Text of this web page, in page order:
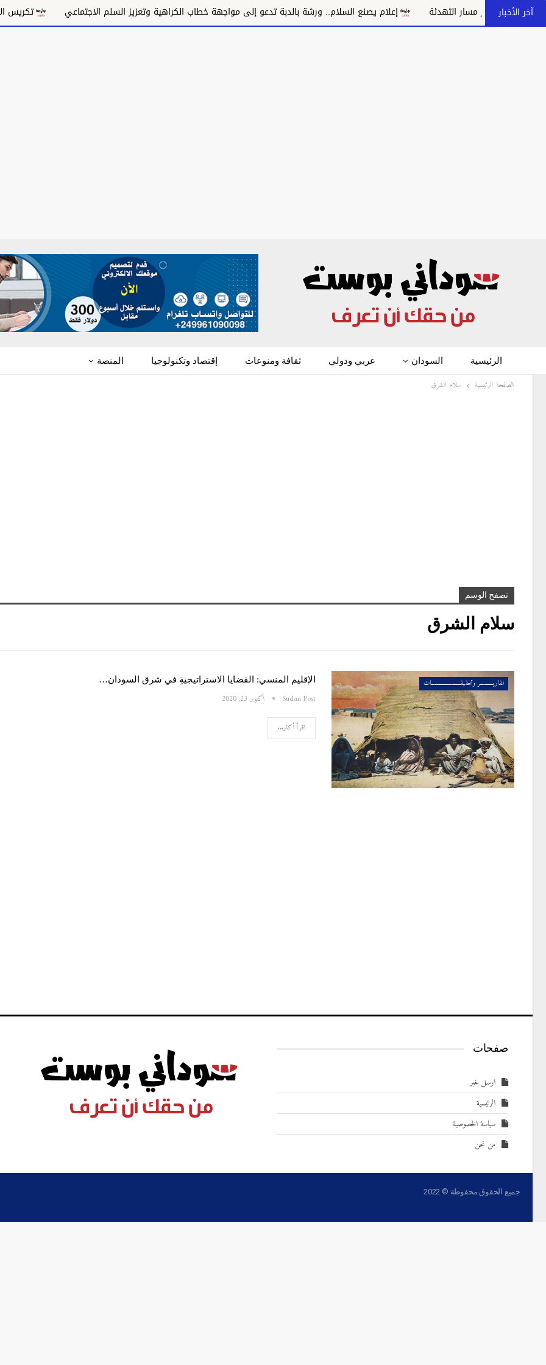
آخر الأخبار
بانهيار مسار التهدئة إعلام يصنع السلام.. ورشة بالدبة تدعو إلى مواجهة خطاب الكراهية وتعزيز السلم الاجتماعي تكريس
الرئيسية السودان عربي ودولي ثقافة ومنوعات إقتصاد وتكنولوجيا المنصة
الصفحة الرئيسية سلام الشرق
تصفح الوسم
سلام الشرق
تقاريــــــــــر وتحقيقـــــــــــــــــــــــات الإقليم المنسي: القضايا الاستراتيجيةِ في شرق السودان…
Sudan Post أكتوبر 23, 2020
اقرأ أكثر...
صفحات
ارسل خبر
الرئيسية
سياسة الخصوصية
من نحن
جميع الحقوق محفوظة © 2022